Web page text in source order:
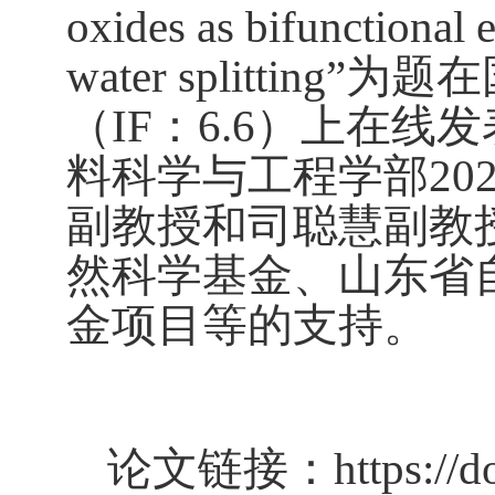
oxides as bifunctional
water splitting”为题
（IF ： 6.6）上在线
料科学与工程学部
副教授和司聪慧副教
然科学基金、 山东省
金项目 等的支持。
论文链接： https://